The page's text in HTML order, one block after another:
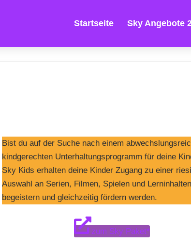
Startseite Sky Angebote
Bist du auf der Suche nach einem
kindgerechten Unterhaltungsprogramm für deine
Sky Kids erhalten deine Kinder Zugang zu einer
Auswahl an Serien, Filmen, Spielen und
begeistern und gleichzeitig fördern werden.
zum Sky Paket*